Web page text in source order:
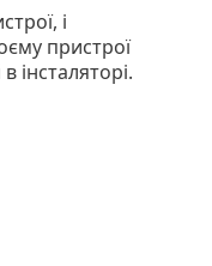
і
пристрої
інсталяторі.